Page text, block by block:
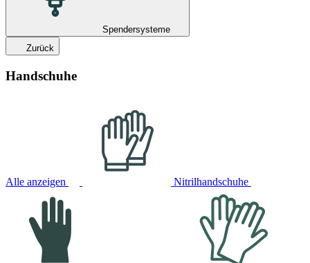
Spendersysteme
Zurück
Handschuhe
Alle anzeigen Nitrilhandschuhe